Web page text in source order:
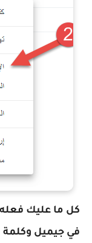
كل ما عليك
في جيميل وكلمة